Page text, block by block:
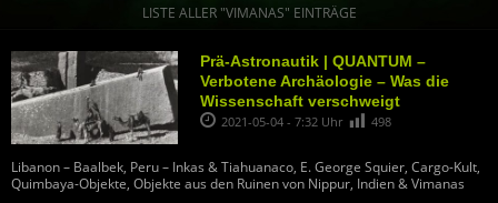
LISTE ALLER "VIMANAS" EINTRÄGE
Prä-Astronautik | QUANTUM –
Verbotene Archäologie – Was die
Wissenschaft verschweigt
2021-05-04 - 7:32 Uhr 498
Libanon – Baalbek, Peru – Inkas & Tiahuanaco, E. George Squier, Cargo-Kult,
Quimbaya-Objekte, Objekte aus den Ruinen von Nippur, Indien & Vimanas